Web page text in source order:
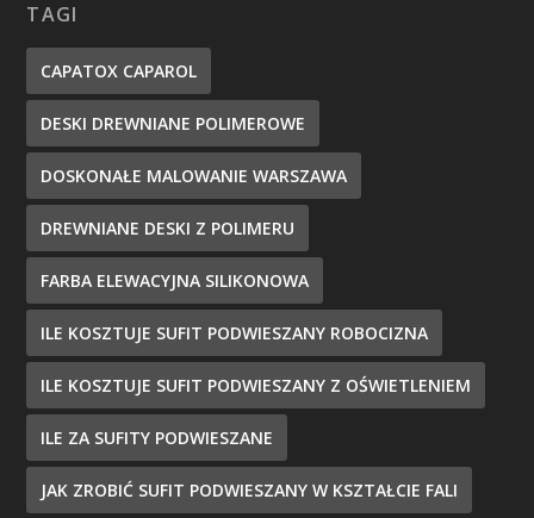
TAGI
CAPATOX CAPAROL
DESKI DREWNIANE POLIMEROWE
DOSKONAŁE MALOWANIE WARSZAWA
DREWNIANE DESKI Z POLIMERU
FARBA ELEWACYJNA SILIKONOWA
ILE KOSZTUJE SUFIT PODWIESZANY ROBOCIZNA
ILE KOSZTUJE SUFIT PODWIESZANY Z OŚWIETLENIEM
ILE ZA SUFITY PODWIESZANE
JAK ZROBIĆ SUFIT PODWIESZANY W KSZTAŁCIE FALI